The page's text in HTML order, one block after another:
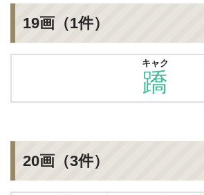
19画（1件）
蹻
キャク
20画（3件）